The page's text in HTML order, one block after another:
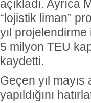
açıkladı. Ayrıca
“lojistik liman”
yıl projelendirme
5 milyon TEU
kaydetti.
Geçen yıl
yapıldığını